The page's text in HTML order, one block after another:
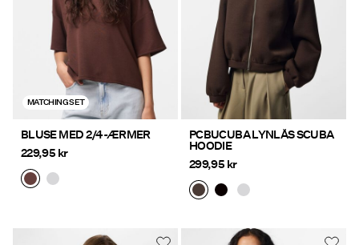
MATCHING SET
BLUSE MED 2/4-ÆRMER
229,95 kr
PCBUCUBA LYNLÅS SCUBA
HOODIE
299,95 kr